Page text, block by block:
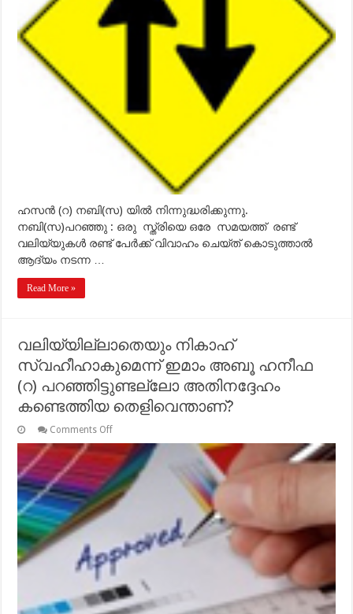
ഹസന്‍ (റ) നബി(സ) യില്‍ നിന്നുദ്ധരിക്കുന്നു.
നബി(സ)പറഞ്ഞു : ഒരു സ്ത്രിയെ ഒരേ സമയത്ത് രണ്ട്
വലിയ്യുകള്‍ രണ്ട് പേര്‍ക്ക് വിവാഹം ചെയ്ത് കൊടുത്താല്‍
ആദ്യം നടന്ന …
Read More »
വലിയ്യില്ലാതെയും നികാഹ്
സ്വഹീഹാകുമെന്ന് ഇമാം അബൂ ഹനീഫ
(റ) പറഞ്ഞിട്ടുണ്ടല്ലോ അതിനദ്ദേഹം
കണ്ടെത്തിയ തെളിവെന്താണ്?
Comments Offon
നികാഹ്
സ്വഹീഹാകുമെന്ന്
ഇമാം
അബൂ
ഹനീഫ
(റ)
പറഞ്ഞിട്ടുണ്ടല്ലോ
അതിനദ്ദേഹം
കണ്ടെത്തിയ
തെളിവെന്താണ്?